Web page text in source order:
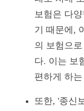
보험은 다
기 때문에,
의 보험으
다. 이는 보
편하게 하
또한, '종신